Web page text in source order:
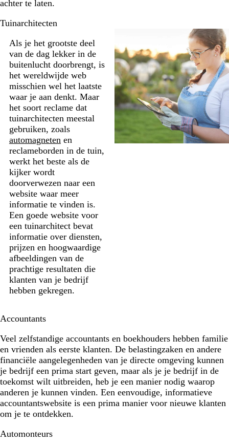
achter te laten.
Tuinarchitecten
Als je het grootste deel
van de dag lekker in de
buitenlucht doorbrengt, is
het wereldwijde web
misschien wel het laatste
waar je aan denkt. Maar
het soort reclame dat
tuinarchitecten meestal
gebruiken, zoals
automagnetenen
reclameborden in de tuin,
werkt het beste als de
kijker wordt
doorverwezen naar een
website waar meer
informatie te vinden is.
Een goede website voor
een tuinarchitect bevat
informatie over diensten,
prijzen en hoogwaardige
afbeeldingen van de
prachtige resultaten die
klanten van je bedrijf
hebben gekregen.
Accountants
Veel zelfstandige accountants en boekhouders hebben familie
en vrienden als eerste klanten. De belastingzaken en andere
financiële aangelegenheden van je directe omgeving kunnen
je bedrijf een prima start geven, maar als je je bedrijf in de
toekomst wilt uitbreiden, heb je een manier nodig waarop
anderen je kunnen vinden. Een eenvoudige, informatieve
accountantswebsite is een prima manier voor nieuwe klanten
om je te ontdekken.
Automonteurs